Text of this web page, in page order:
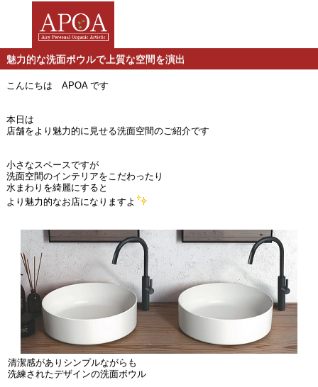
魅力的な洗面ボウルで上質な空間を演出
こんにちは APOA です
本日は
店舗をより魅力的に見せる洗面空間のご紹介です
小さなスペースですが
洗面空間のインテリアをこだわったり
水まわりを綺麗にすると
より魅力的なお店になりますよ
清潔感がありシンプルながらも
洗練されたデザインの洗面ボウル